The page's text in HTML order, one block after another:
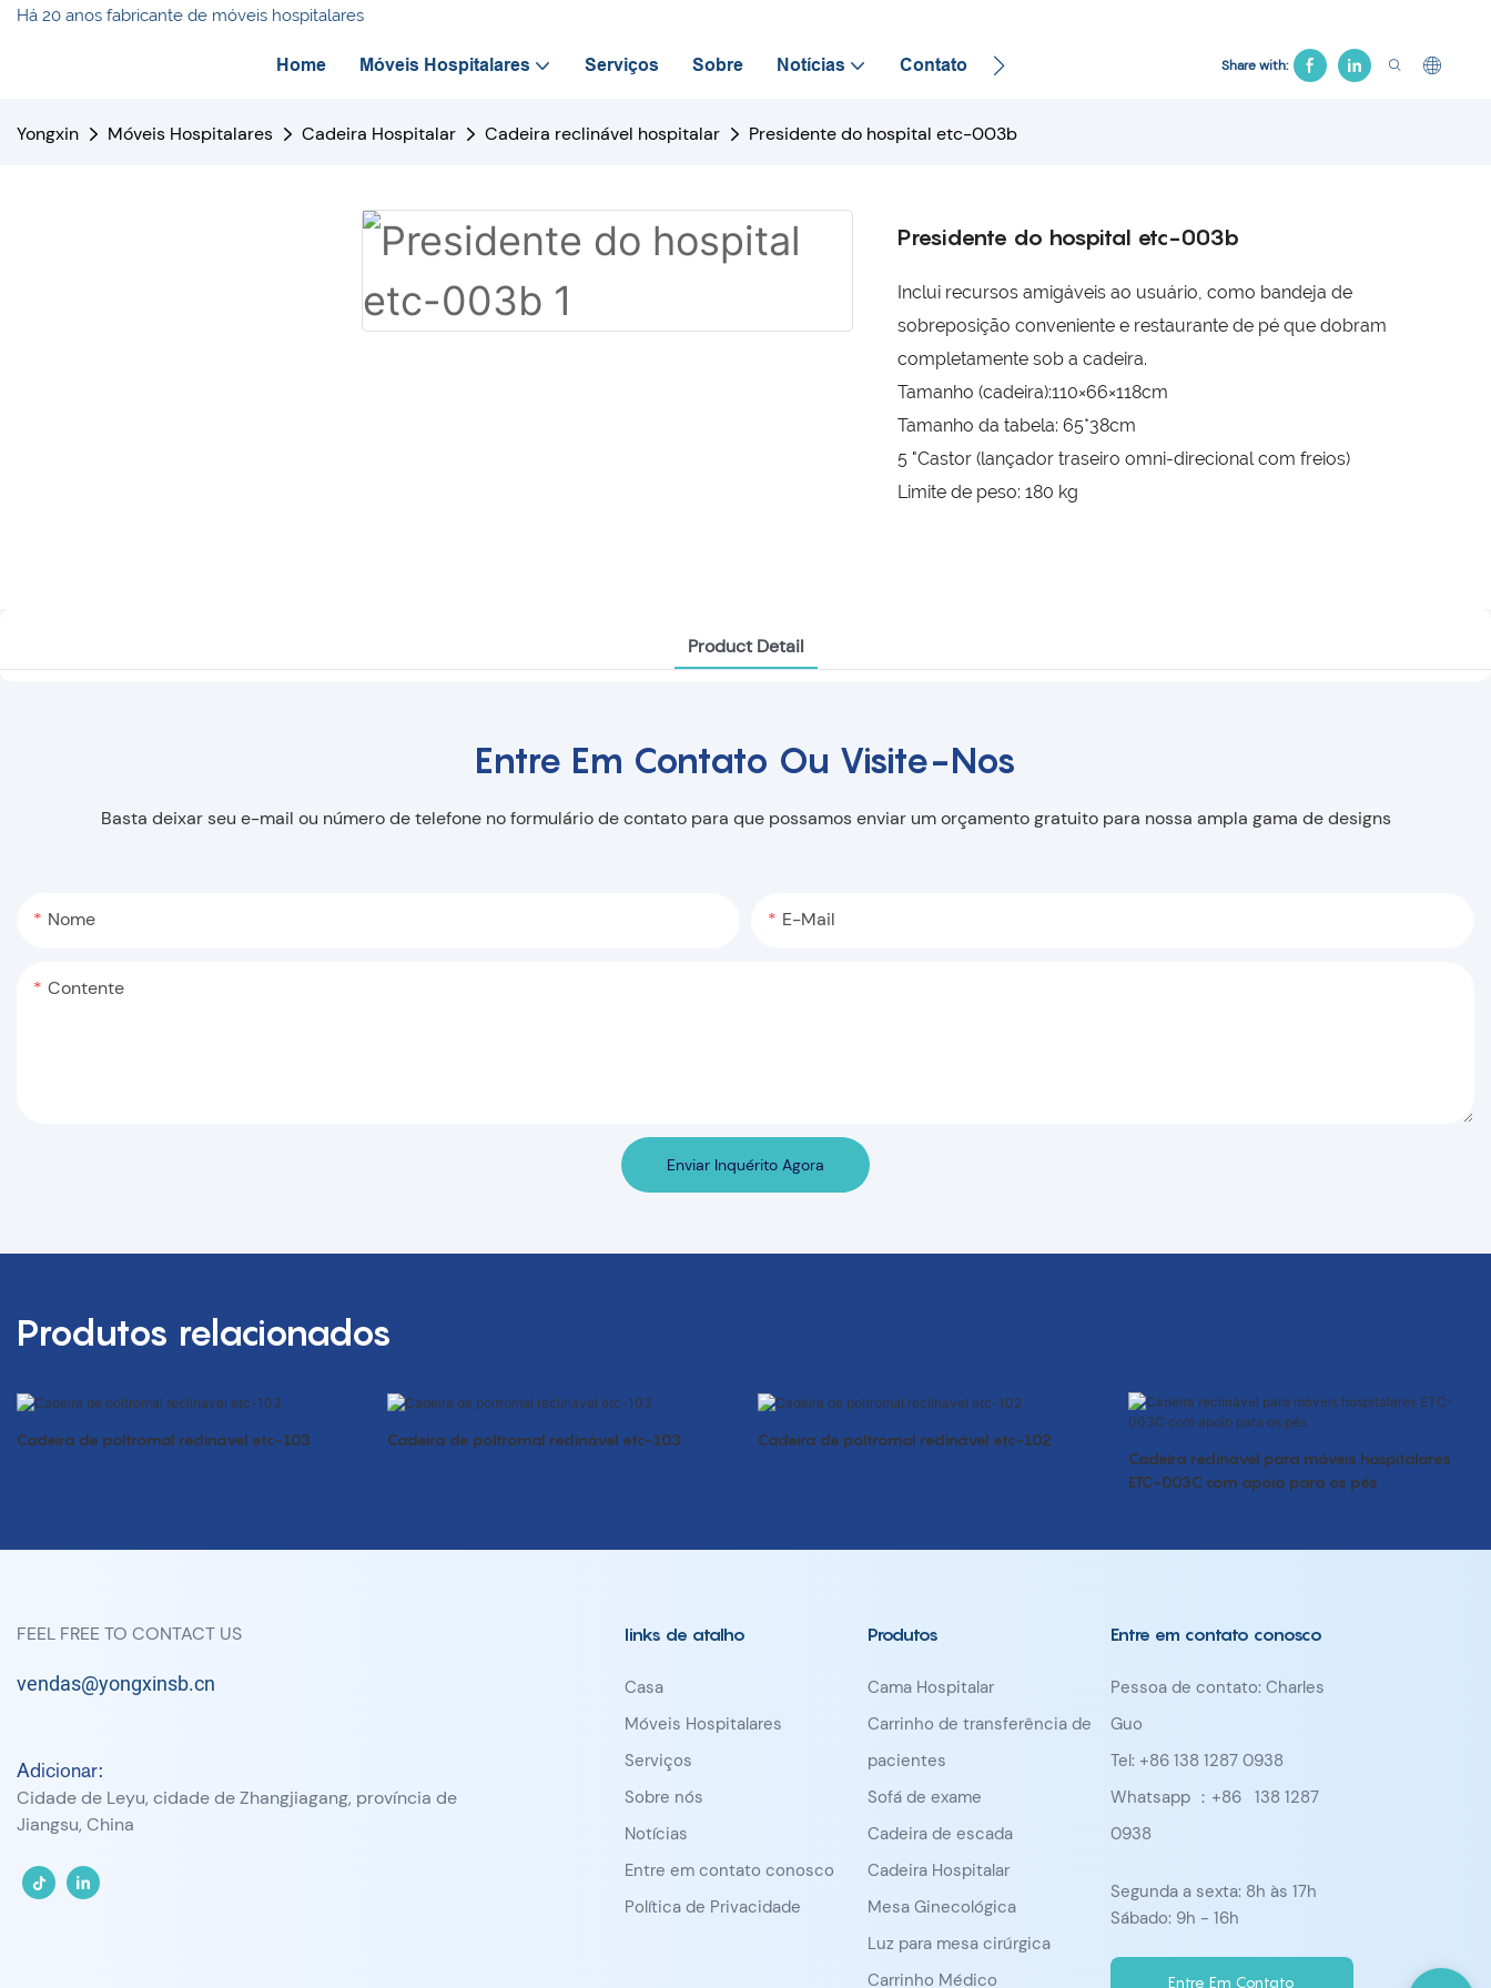
Há 20 anos fabricante de móveis hospitalares
Home Móveis Hospitalares Serviços Sobre Notícias Contato Cama Ginecológica Cadeira Hospitalar Cama de
Share with:
Yongxin Móveis Hospitalares Cadeira Hospitalar Cadeira reclinável hospitalar Presidente do hospital etc-003b
Presidente do hospital etc-003b
Inclui recursos amigáveis ​​ao usuário, como bandeja de
sobreposição conveniente e restaurante de pé que dobram
completamente sob a cadeira.
Tamanho (cadeira):110×66×118cm
Tamanho da tabela: 65*38cm
5 "Castor (lançador traseiro omni-direcional com freios)
Limite de peso: 180 kg
Product Detail
Entre Em Contato Ou Visite-Nos
Basta deixar seu e-mail ou número de telefone no formulário de contato para que possamos enviar um orçamento gratuito para nossa ampla gama de designs
Nome E-Mail
Contente
Enviar Inquérito Agora
Produtos relacionados
Cadeira de poltromal reclinável etc-103 Cadeira de poltromal reclinável etc-103
Cadeira de poltromal reclinável etc-102
Cadeira reclinável para móveis hospitalares
ETC-003C com apoio para os pés
FEEL FREE TO CONTACT US
vendas@yongxinsb.cn
Adicionar:
Cidade de Leyu, cidade de Zhangjiagang, província de
Jiangsu, China
links de atalho
Casa
Móveis Hospitalares
Serviços
Sobre nós
Notícias
Entre em contato conosco
Política de Privacidade
Produtos
Cama Hospitalar
Carrinho de transferência de
pacientes
Sofá de exame
Cadeira de escada
Cadeira Hospitalar
Mesa Ginecológica
Luz para mesa cirúrgica
Carrinho Médico
Entre em contato conosco
Pessoa de contato: Charles
Guo
Tel: +86 138 1287 0938
Whatsapp ：+86 138 1287
0938
Segunda a sexta: 8h às 17h
Sábado: 9h - 16h
Entre Em Contato